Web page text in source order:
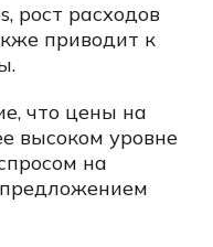
рост расходов
приводит к
что цены на
высоком уровне
на